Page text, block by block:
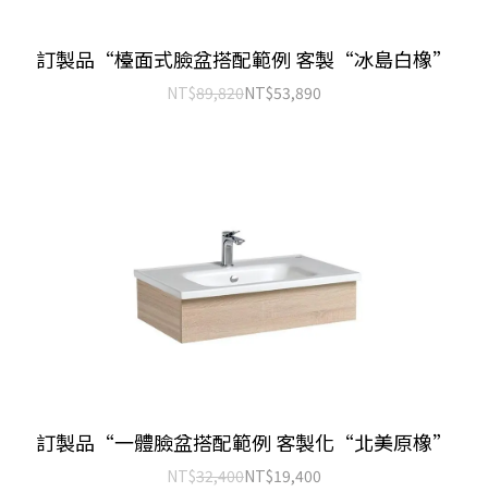
訂製品“檯面式臉盆搭配範例 客製“冰島白橡”
NT$89,820NT$53,890
訂製品“一體臉盆搭配範例 客製化“北美原橡”
NT$32,400NT$19,400